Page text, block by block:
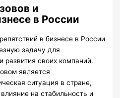
и
в России
в бизнесе в России
задачу для
развития своих компаний.
является
ситуация в стране,
на стабильность и